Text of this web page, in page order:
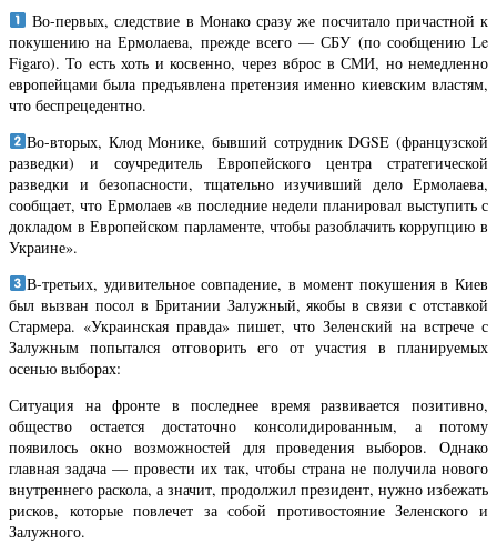
Во-первых, следствие в Монако сразу же посчитало причастной к
покушению на Ермолаева, прежде всего — СБУ (по сообщению Le
Figaro). То есть хоть и косвенно, через вброс в СМИ, но немедленно
европейцами была предъявлена претензия именно киевским властям,
что беспрецедентно.
Во-вторых, Клод Монике, бывший сотрудник DGSE (французской
разведки) и соучредитель Европейского центра стратегической
разведки и безопасности, тщательно изучивший дело Ермолаева,
сообщает, что Ермолаев «в последние недели планировал выступить с
докладом в Европейском парламенте, чтобы разоблачить коррупцию в
Украине».
В-третьих, удивительное совпадение, в момент покушения в Киев
был вызван посол в Британии Залужный, якобы в связи с отставкой
Стармера. «Украинская правда» пишет, что Зеленский на встрече с
Залужным попытался отговорить его от участия в планируемых
осенью выборах:
Ситуация на фронте в последнее время развивается позитивно,
общество остается достаточно консолидированным, а потому
появилось окно возможностей для проведения выборов. Однако
главная задача — провести их так, чтобы страна не получила нового
внутреннего раскола, а значит, продолжил президент, нужно избежать
рисков, которые повлечет за собой противостояние Зеленского и
Залужного.